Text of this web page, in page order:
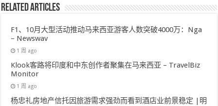
Related Articles
F1、10月大型活动推动马来西亚游客人数突破4000万：Nga
– Newswav
1 周 ago
Klook客路将印度和中东创作者聚集在马来西亚 – TravelBiz
Monitor
1 周 ago
杨忠礼房地产信托因旅游需求强劲而看到酒店业前景稳定 |明